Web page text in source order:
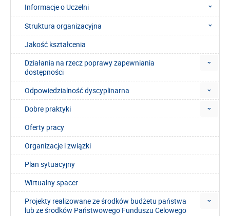
Informacje o Uczelni
Struktura organizacyjna
Jakość kształcenia
Działania na rzecz poprawy zapewniania
dostępności
Odpowiedzialność dyscyplinarna
Dobre praktyki
Oferty pracy
Organizacje i związki
Plan sytuacyjny
Wirtualny spacer
Projekty realizowane ze środków budżetu państwa
lub ze środków Państwowego Funduszu Celowego